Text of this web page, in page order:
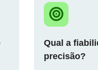
Qual a
precisão?